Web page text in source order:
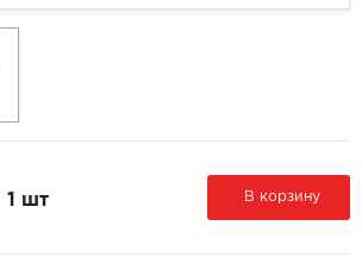
1 шт В корзину